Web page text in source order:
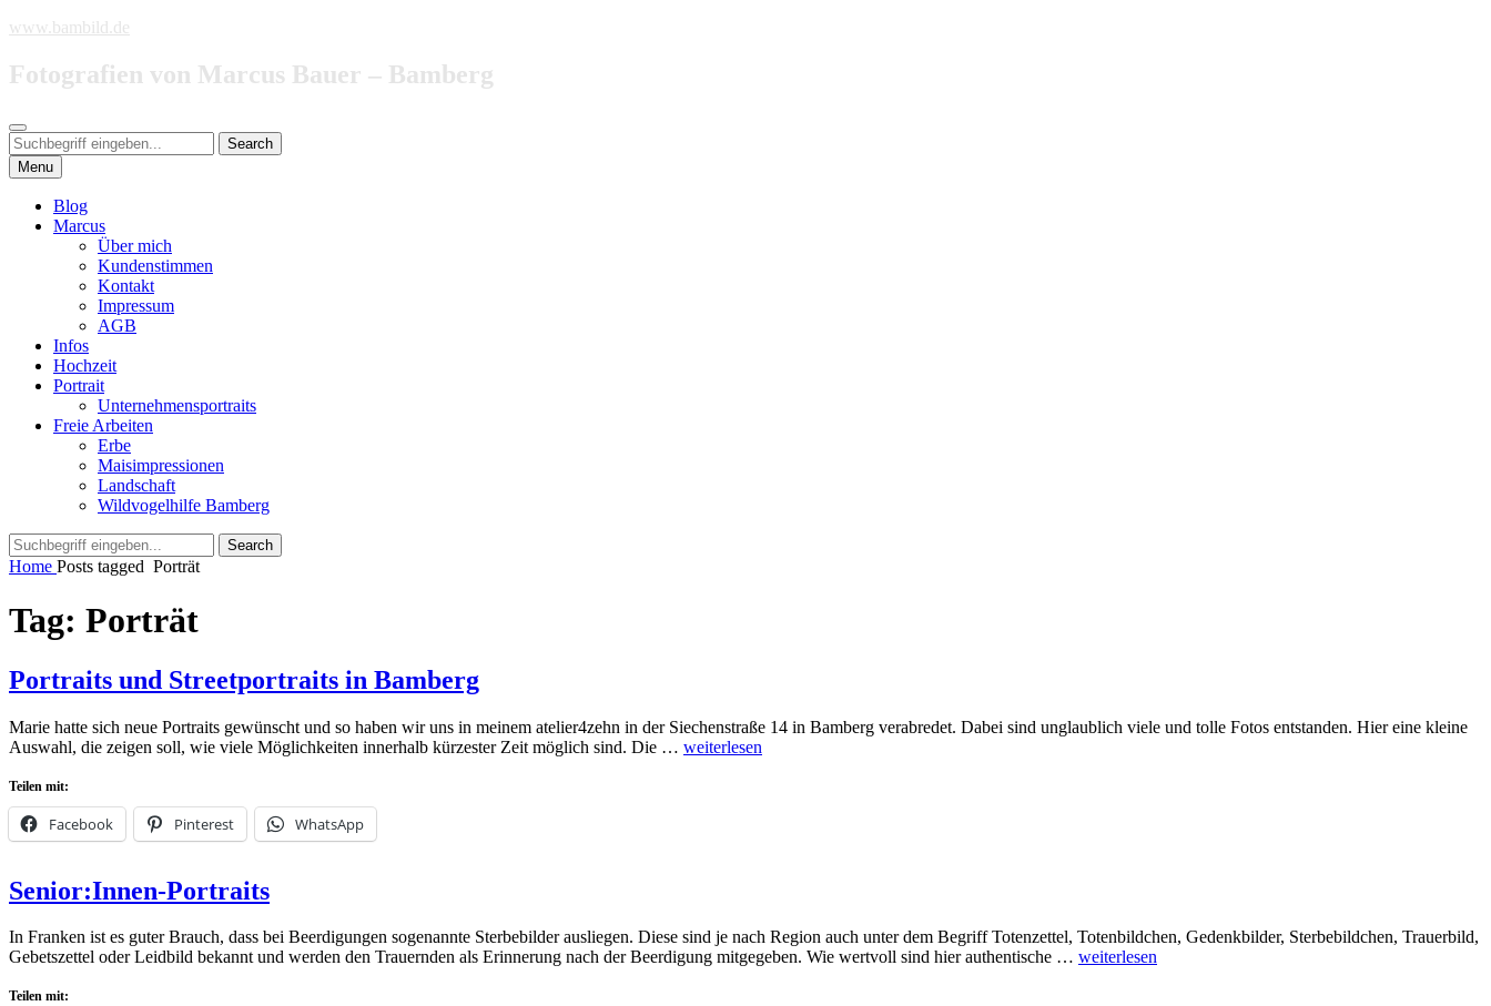
Skip
content
www.bambild.de
Fotografien von Marcus Bauer – Bamberg
Search
Search
for:
Search
Menu
Blog
Marcus
Über mich
Kundenstimmen
Kontakt
Impressum
AGB
Infos
Hochzeit
Portrait
Unternehmensportraits
Freie Arbeiten
Erbe
Maisimpressionen
Landschaft
Wildvogelhilfe Bamberg
Search
for:
Search
Home Posts tagged Porträt
Tag: Porträt
Portraits und Streetportraits in Bamberg
Marie hatte sich neue Portraits gewünscht und so haben wir uns in meinem atelier4zehn in der Siechenstraße 14 in Bamberg verabredet. Dabei sind unglaublich viele und tolle Fotos entstanden. Hier eine kleine
Auswahl, die zeigen soll, wie viele Möglichkeiten innerhalb kürzester Zeit möglich sind. Die … weiterlesen
Teilen mit:
Facebook Pinterest WhatsApp
Posted
on
28.
März
by
admin
Leave
a
Senior:Innen-Portraits
In Franken ist es guter Brauch, dass bei Beerdigungen sogenannte Sterbebilder ausliegen. Diese sind je nach Region auch unter dem Begriff Totenzettel, Totenbildchen, Gedenkbilder, Sterbebildchen, Trauerbild,
Gebetszettel oder Leidbild bekannt und werden den Trauernden als Erinnerung nach der Beerdigung mitgegeben. Wie wertvoll sind hier authentische … weiterlesen
Teilen mit: